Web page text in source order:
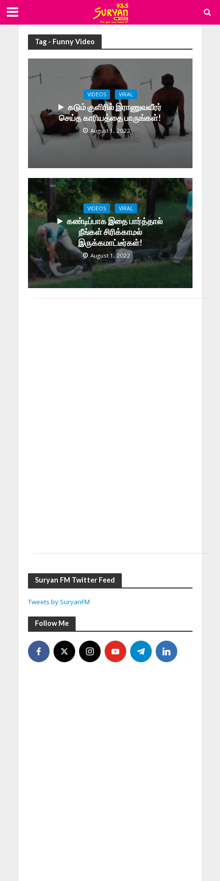
Tag - Funny Video
VIDEOS VIRAL
கடும் குளிரில் இராணுவவீரர்
செய்த காரியத்தை பாருங்கள்!
August 1, 2022
VIDEOS VIRAL
கண்டிப்பாக இதை பார்த்தால்
நீங்கள் சிரிக்காமல்
இருக்கமாட்டீர்கள்!
August 1, 2022
Suryan FM Twitter Feed
Tweets by SuryanFM
Follow Me